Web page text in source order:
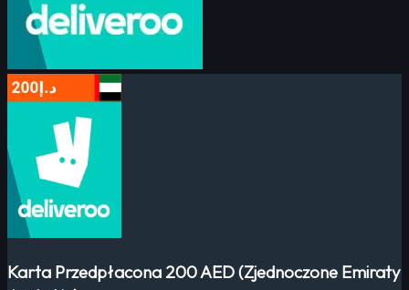
Karta Przedpłacona 200 AED (Zjednoczone Emiraty